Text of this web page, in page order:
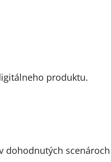
produktu.
dohodnutých scenároch